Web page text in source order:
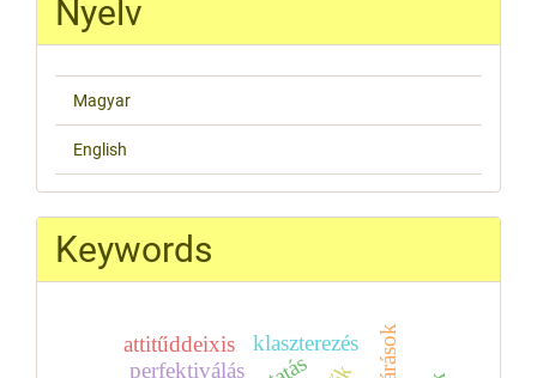
Nyelv
Magyar
English
Keywords
perfektiválás
klaszterezés
attitűddeixis